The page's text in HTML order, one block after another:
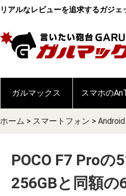
リアルなレビューを追求するガジ
ガルマックス スマホの
ホーム > スマートフォン >
POCO F7 Pro
256GBと同額